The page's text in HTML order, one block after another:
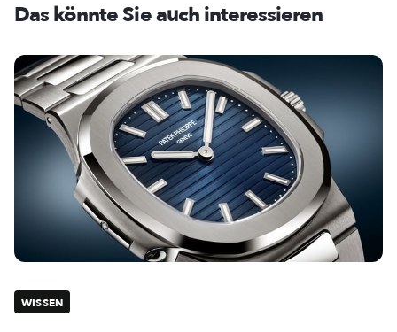
Das könnte Sie auch interessieren
WISSEN